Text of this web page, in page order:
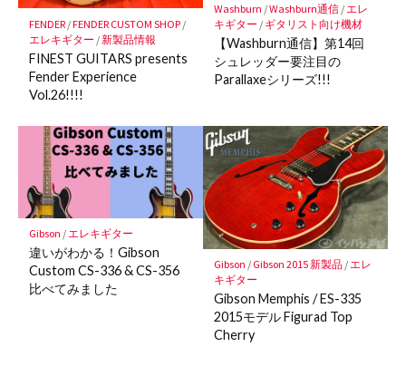
FENDER/FENDER CUSTOM SHOP/
エレキギター /新製品情報
FINEST GUITARS presents
Fender Experience
Vol.26!!!!
Washburn /Washburn通信/ エレ
キギター / ギタリスト向け機材
【Washburn通信】第14回
シュレッダー要注目の
Parallaxeシリーズ!!!
Gibson /エレキギター
違いがわかる！Gibson
Custom CS-336 & CS-356
比べてみました
Gibson / Gibson 2015 新製品/エレ
キギター
Gibson Memphis / ES-335
2015モデル Figurad Top
Cherry